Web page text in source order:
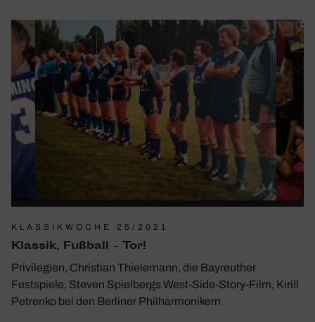
KLASSIKWOCHE 25/2021
Klassik, Fußball – Tor!
Privilegien, Christian Thielemann, die Bayreuther
Festspiele, Steven Spielbergs West-Side-Story-Film, Kirill
Petrenko bei den Berliner Philharmonikern